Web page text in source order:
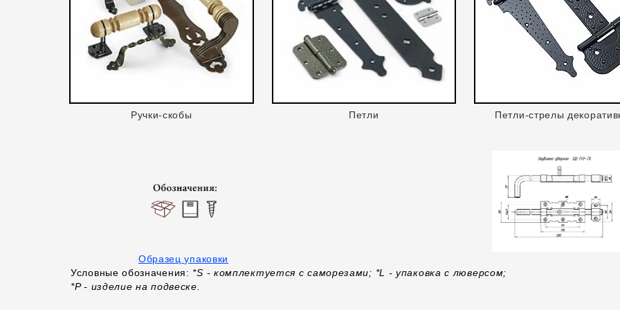
Ручки-скобы Петли Петли-стрелы
Образец упаковки
Условные обозначения: *S - комплектуется с саморезами; *L - упаковка с люверсом;
*P - изделие на подвеске.